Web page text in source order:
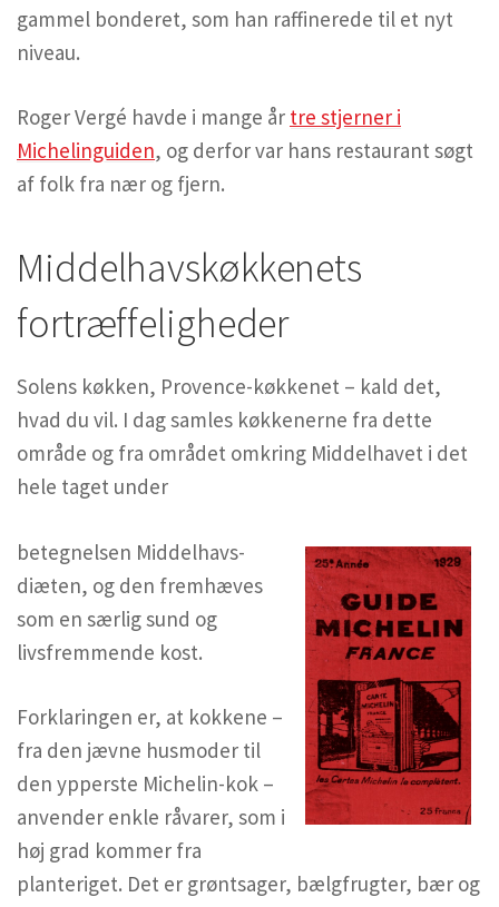
gammel bonderet, som han raffinerede til et nyt
niveau.
Roger Vergé havde i mange år tre stjerner i
Michelinguiden, og derfor var hans restaurant søgt
af folk fra nær og fjern.
Middelhavskøkkenets
fortræffeligheder
Solens køkken, Provence-køkkenet – kald det,
hvad du vil. I dag samles køkkenerne fra dette
område og fra området omkring Middelhavet i det
hele taget under
betegnelsen Middelhavs-
diæten, og den fremhæves
som en særlig sund og
livsfremmende kost.
Forklaringen er, at kokkene –
fra den jævne husmoder til
den ypperste Michelin-kok –
anvender enkle råvarer, som i
høj grad kommer fra
planteriget. Det er grøntsager, bælgfrugter, bær og